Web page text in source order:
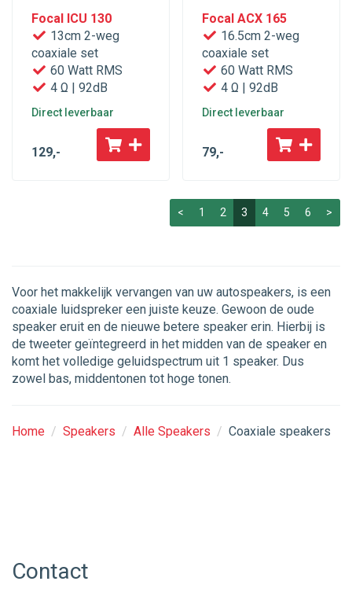
Focal ICU 130
13cm 2-weg
coaxiale set
60 Watt RMS
4 Ω | 92dB
Direct leverbaar
129,-
Focal ACX 165
16.5cm 2-weg
coaxiale set
60 Watt RMS
4 Ω | 92dB
Direct leverbaar
79,-
< 1 2 3 4 5 6 >
Voor het makkelijk vervangen van uw autospeakers, is een
coaxiale luidspreker een juiste keuze. Gewoon de oude
speaker eruit en de nieuwe betere speaker erin. Hierbij is
de tweeter geïntegreerd in het midden van de speaker en
komt het volledige geluidspectrum uit 1 speaker. Dus
zowel bas, middentonen tot hoge tonen.
Home / Speakers / Alle Speakers / Coaxiale speakers
Contact